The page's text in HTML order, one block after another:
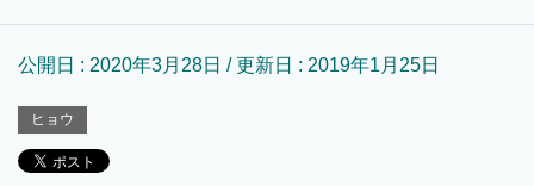
公開日 : 2020年3月28日 / 更新日 : 2019年1月25日
ヒョウ